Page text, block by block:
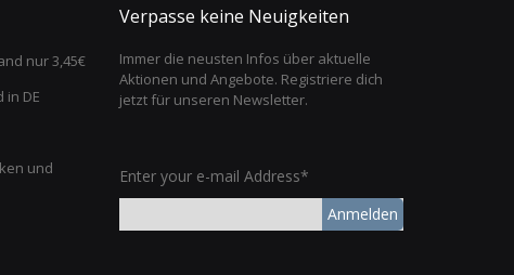
nur 3,45€
in DE
und
Verpasse keine Neuigkeiten
Immer die neusten Infos über aktuelle
Aktionen und Angebote. Registriere dich
jetzt für unseren Newsletter.
Enter your e-mail Address*
Anmelden